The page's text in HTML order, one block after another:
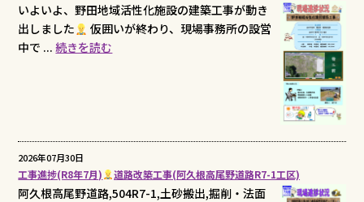
いよいよ、野田地域活性化施設の建築工事が動き
出しました
仮囲いが終わり、現場事務所の設営
中で ...続きを読む
2026年07月30日
工事進捗(R8年7月) 道路改築工事(阿久根高尾野道路R7-1工区)
阿久根高尾野道路,504R7-1,土砂搬出,掘削・法面